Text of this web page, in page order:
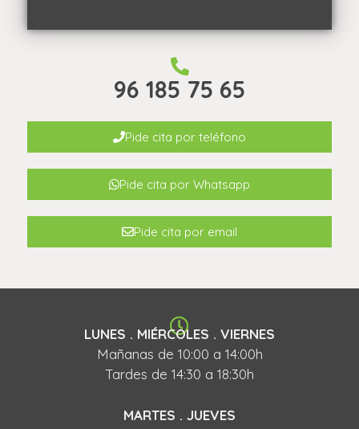
96 185 75 65
Pide cita por teléfono
Pide cita por Whatsapp
Pide cita por email
LUNES . MIÉRCOLES . VIERNES
Mañanas de 10:00 a 14:00h
Tardes de 14:30 a 18:30h
MARTES . JUEVES